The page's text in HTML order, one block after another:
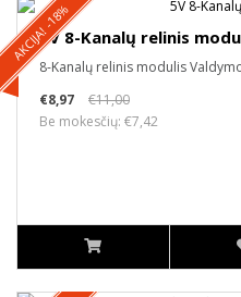
AKCIJA! -18%5V 8-Kanalų relinis
8-Kanalų relinis modulis
€8,97
€11,00
Be mokesčių: €7,42